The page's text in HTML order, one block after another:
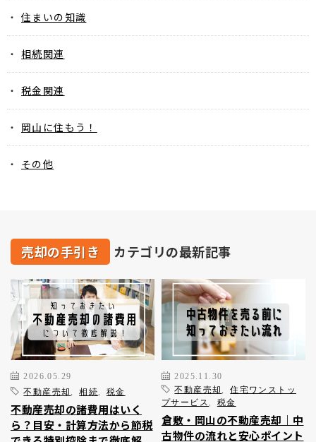
住まいの知識
相続関連
税金関連
岡山に住もう！
その他
売却の手引き カテゴリの最新記事
2026.05.29
不動産売却
,相続 税金
不動産売却の諸費用はいく
ら？目安・計算方法から節税
2025.11.30
不動産売却
,住宅ワンストッ
プサービス
税金
倉敷・岡山の不動産売却｜中
古物件の流れと安心ポイント